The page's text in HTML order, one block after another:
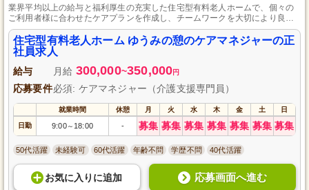
業界平均以上の給与と福利厚生の充実した住宅型有料老人ホームで、個々の
ご利用者様に合わせたケアプランを作成し、チームワークを大切により良い
サービスをつくっていくお仕事です。
住宅型有料老人ホーム ゆうみの憩のケアマネジャーの正
社員求人
給与 月給 300,000~350,000円
応募要件必須: ケアマネジャー（介護支援専門員）
就業時間 休憩 月 火 水 木 金 土 日
日勤 9:00～ 18:00 - 募集 募集 募集 募集 募集 募集 募集
50代活躍 未経験可 60代活躍 年齢不問 学歴不問 40代活躍
お気に入り に追加 応募画面へ進む